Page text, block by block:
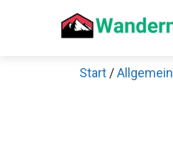
Start /Allgemein